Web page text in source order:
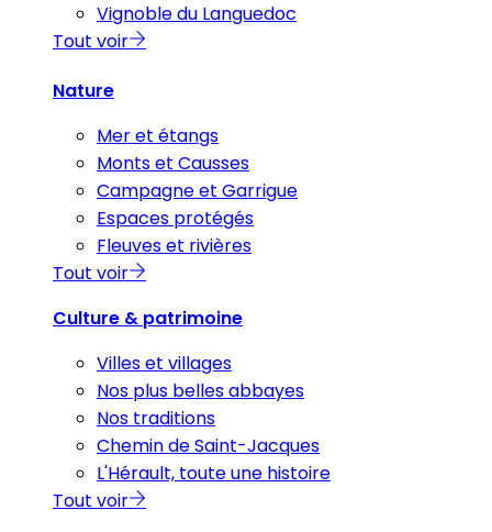
Vignoble du Languedoc
Tout voir
Nature
Mer et étangs
Monts et Causses
Campagne et Garrigue
Espaces protégés
Fleuves et rivières
Tout voir
Culture & patrimoine
Villes et villages
Nos plus belles abbayes
Nos traditions
Chemin de Saint-Jacques
L'Hérault, toute une histoire
Tout voir